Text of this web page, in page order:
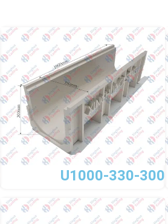
U1000-330-300